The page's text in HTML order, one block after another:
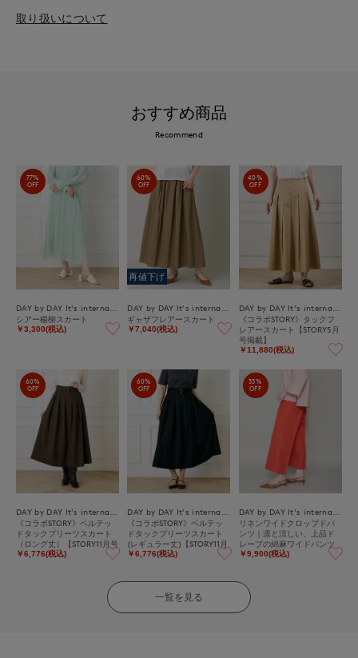
取り扱いについて
おすすめ商品
Recommend
77%
OFF
シアー楊柳スカート
￥3,300(税込)
60%
OFF
再値下げ
ギャザフレアースカート
￥7,040(税込)
40%
OFF
《コラボSTORY》タックフ
レアースカート【STORY5月
号掲載】
￥11,880(税込)
60%
OFF
《コラボSTORY》ベルテッ
ドタックプリーツスカート
（ロング丈）【STORY11月号
掲載】
￥6,776(税込)
60%
OFF
《コラボSTORY》ベルテッ
ドタックプリーツスカート
(レギュラー丈)【STORY11月
号掲載】
￥6,776(税込)
33%
OFF
リネンワイドクロップドパ
ンツ｜凛と涼しい、上品ド
レープの綿麻ワイドパンツ
￥9,900(税込)
一覧を見る